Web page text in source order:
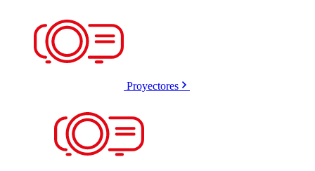
Proyectores